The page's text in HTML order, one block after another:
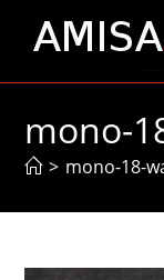
mono-
> mono-18-